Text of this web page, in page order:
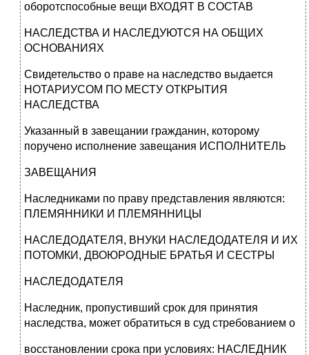
оборотспособные вещи ВХОДЯТ В СОСТАВ
НАСЛЕДСТВА И НАСЛЕДУЮТСЯ НА ОБЩИХ
ОСНОВАНИЯХ
Свидетельство о праве на наследство выдается
НОТАРИУСОМ ПО МЕСТУ ОТКРЫТИЯ
НАСЛЕДСТВА
Указанный в завещании гражданин, которому
поручено исполнение завещания ИСПОЛНИТЕЛЬ
ЗАВЕЩАНИЯ
Наследниками по праву представления являются:
ПЛЕМЯННИКИ И ПЛЕМЯННИЦЫ
НАСЛЕДОДАТЕЛЯ, ВНУКИ НАСЛЕДОДАТЕЛЯ И ИХ
ПОТОМКИ, ДВОЮРОДНЫЕ БРАТЬЯ И СЕСТРЫ
НАСЛЕДОДАТЕЛЯ
Наследник, пропустивший срок для принятия
наследства, может обратиться в суд стребованием о
восстановлении срока при условиях: НАСЛЕДНИК